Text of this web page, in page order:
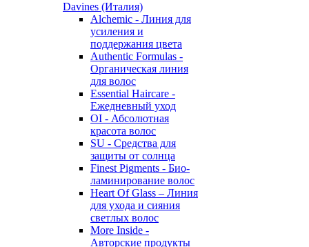
Davines (Италия)
Alchemic - Линия для
усиления и
поддержания цвета
Authentic Formulas -
Органическая линия
для волос
Essential Haircare -
Eжедневный уход
OI - Абсолютная
красота волос
SU - Средства для
защиты от солнца
Finest Pigments - Био-
ламинирование волос
Heart Of Glass – Линия
для ухода и сияния
светлых волос
More Inside -
Авторские продукты